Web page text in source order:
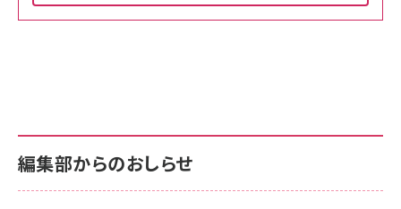
￥880
anan(アンアン)2026/06/24号 No.2500増刊
スペシャルエディション[王道エンタメの矜持／
サポート正規品 メーカー保証5年 KLMEA128G
NIMASO ガラスフィルム iPhone 17 用 保護フィ
サポート正規品 メーカー保証5年 KLMEA128G
Amazon eギフトカード - Amazonロゴ - クラ
編集部からのおしらせ